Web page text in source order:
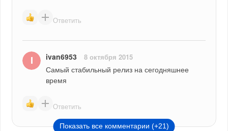
Ответить
ivan6953 8 октября 2015
Самый стабильный релиз на сегодняшнее
время
Ответить
Показать все комментарии (+21)